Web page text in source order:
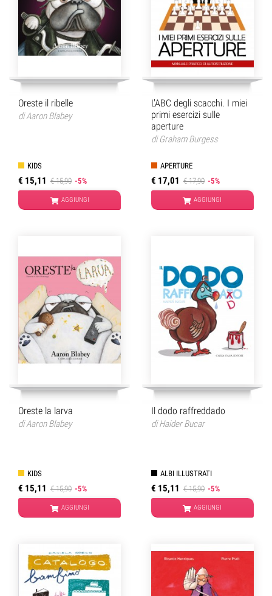
Oreste il ribelle
diAaron Blabey
KIDS
€ 15,11 € 15,90 -5%
AGGIUNGI
L'ABC degli scacchi. I miei
primi esercizi sulle
aperture
diGraham Burgess
APERTURE
€ 17,01 € 17,90 -5%
AGGIUNGI
Oreste la larva
diAaron Blabey
KIDS
€ 15,11 € 15,90 -5%
AGGIUNGI
Il dodo raffreddado
diHaider Bucar
ALBI ILLUSTRATI
€ 15,11 € 15,90 -5%
AGGIUNGI